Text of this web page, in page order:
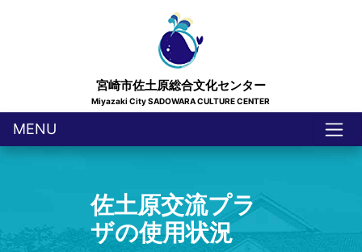
宮崎市佐土原総合文化センター
Miyazaki City SADOWARA CULTURE CENTER
MENU
佐土原交流プラ
ザの使用状況